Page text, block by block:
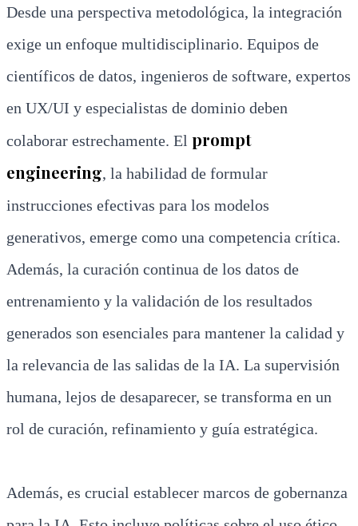
Desde una perspectiva metodológica, la integración
exige un enfoque multidisciplinario. Equipos de
científicos de datos, ingenieros de software, expertos
en UX/UI y especialistas de dominio deben
colaborar estrechamente. El prompt
engineering, la habilidad de formular
instrucciones efectivas para los modelos
generativos, emerge como una competencia crítica.
Además, la curación continua de los datos de
entrenamiento y la validación de los resultados
generados son esenciales para mantener la calidad y
la relevancia de las salidas de la IA. La supervisión
humana, lejos de desaparecer, se transforma en un
rol de curación, refinamiento y guía estratégica.
Además, es crucial establecer marcos de gobernanza